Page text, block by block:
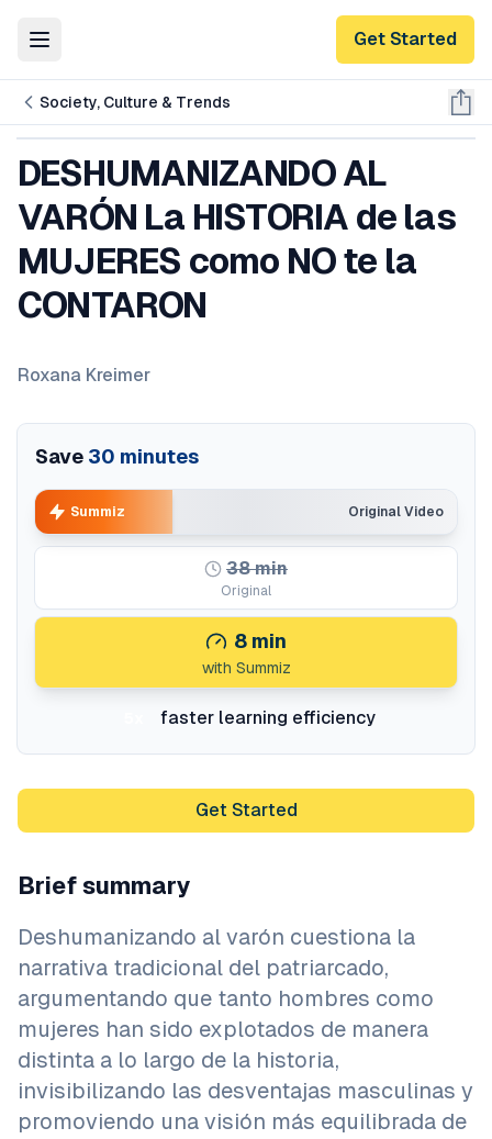
Toggle Menu Get Started
Society, Culture & Trends
DESHUMANIZANDO AL
VARÓN La HISTORIA de las
MUJERES como NO te la
CONTARON
Roxana Kreimer
Save 30 minutes
Original Video
Summiz
38min
Original
8 min
with Summiz
faster learning efficiency
Get Started
Brief summary
Deshumanizando al varón cuestiona la
narrativa tradicional del patriarcado,
argumentando que tanto hombres como
mujeres han sido explotados de manera
distinta a lo largo de la historia,
invisibilizando las desventajas masculinas y
promoviendo una visión más equilibrada de